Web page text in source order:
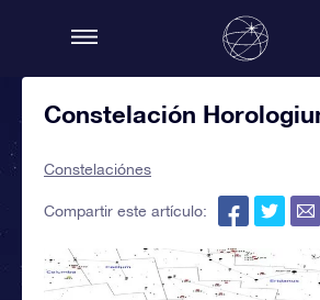
Constelación
Constelaciónes
Compartir este artículo: